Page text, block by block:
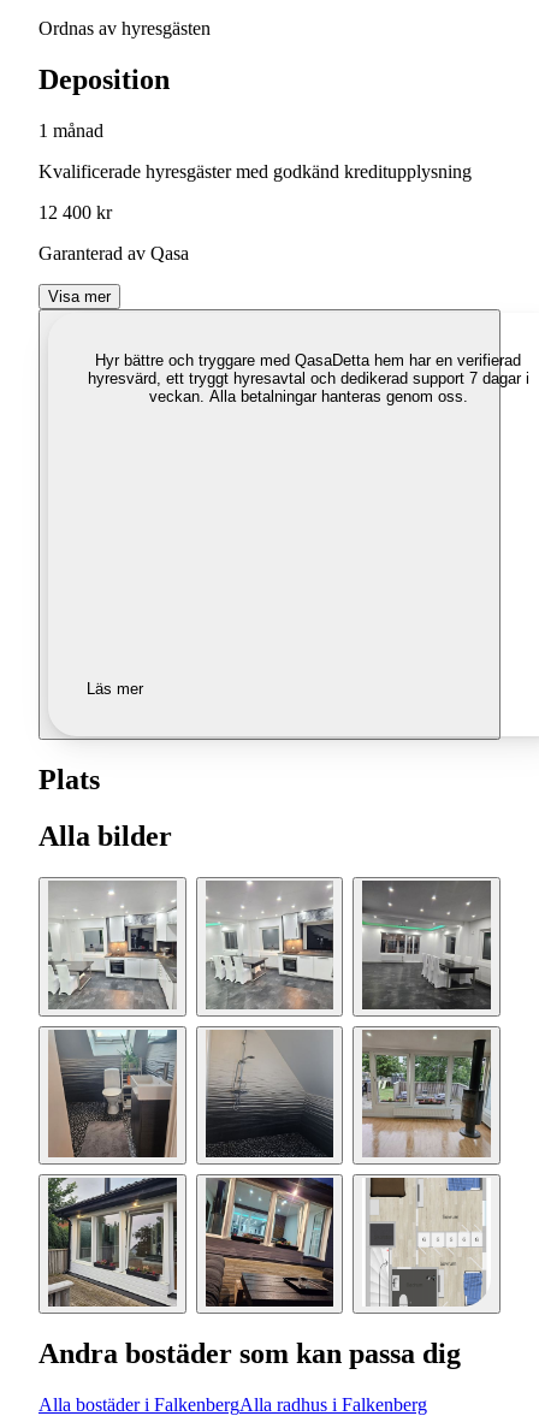
Ordnas av hyresgästen
Deposition
1 månad
Kvalificerade hyresgäster med godkänd kreditupplysning
12 400 kr
Garanterad av Qasa
Visa mer
Hyr bättre och tryggare med QasaDetta hem har en verifierad
hyresvärd, ett tryggt hyresavtal och dedikerad support 7 dagar i
veckan. Alla betalningar hanteras genom oss.
Läs mer
Plats
Alla bilder
Andra bostäder som kan passa dig
Alla bostäder i FalkenbergAlla radhus i Falkenberg